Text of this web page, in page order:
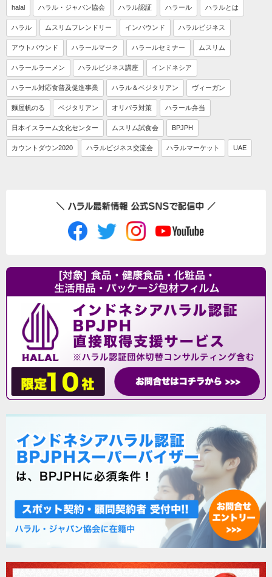
halal ハラル・ジャパン協会 ハラル認証 ハラール ハラルとは
ハラル ムスリムフレンドリー インバウンド ハラルビジネス
アウトバウンド ハラールマーク ハラールセミナー ムスリム
ハラールラーメン ハラルビジネス講座 インドネシア
ハラール対応食普及促進事業 ハラル＆ベジタリアン ヴィーガン
麵屋帆のる ベジタリアン オリパラ対策 ハラール弁当
日本イスラーム文化センター ムスリム試食会 BPJPH
カウントダウン2020 ハラルビジネス交流会 ハラルマーケット UAE